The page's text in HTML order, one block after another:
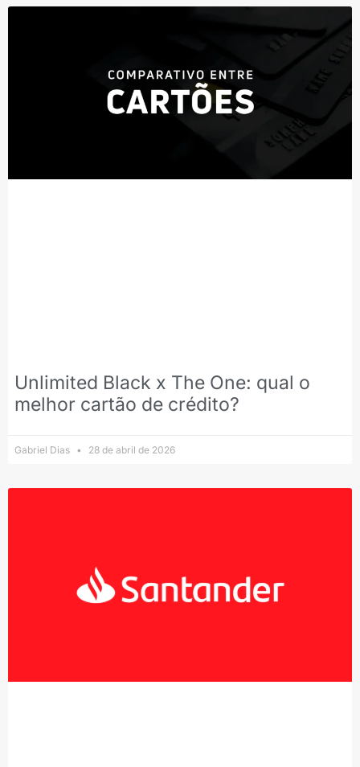
Unlimited Black x The One: qual o
melhor cartão de crédito?
Gabriel Dias 28 de abril de 2026